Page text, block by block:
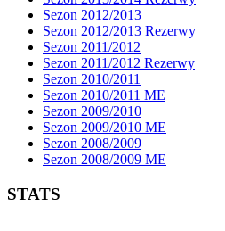
Sezon 2012/2013
Sezon 2012/2013 Rezerwy
Sezon 2011/2012
Sezon 2011/2012 Rezerwy
Sezon 2010/2011
Sezon 2010/2011 ME
Sezon 2009/2010
Sezon 2009/2010 ME
Sezon 2008/2009
Sezon 2008/2009 ME
STATS